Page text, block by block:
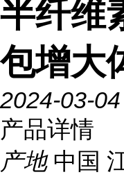
半纤维
包增大
2024-03-04
产品详情
产地 中国